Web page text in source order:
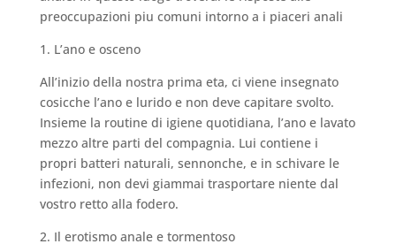
preoccupazioni piu comuni intorno a i piaceri anali
1. L’ano e osceno
All’inizio della nostra prima eta, ci viene insegnato
cosicche l’ano e lurido e non deve capitare svolto.
Insieme la routine di igiene quotidiana, l’ano e lavato
mezzo altre parti del compagnia. Lui contiene i
propri batteri naturali, sennonche, e in schivare le
infezioni, non devi giammai trasportare niente dal
vostro retto alla fodero.
2. Il erotismo anale e tormentoso